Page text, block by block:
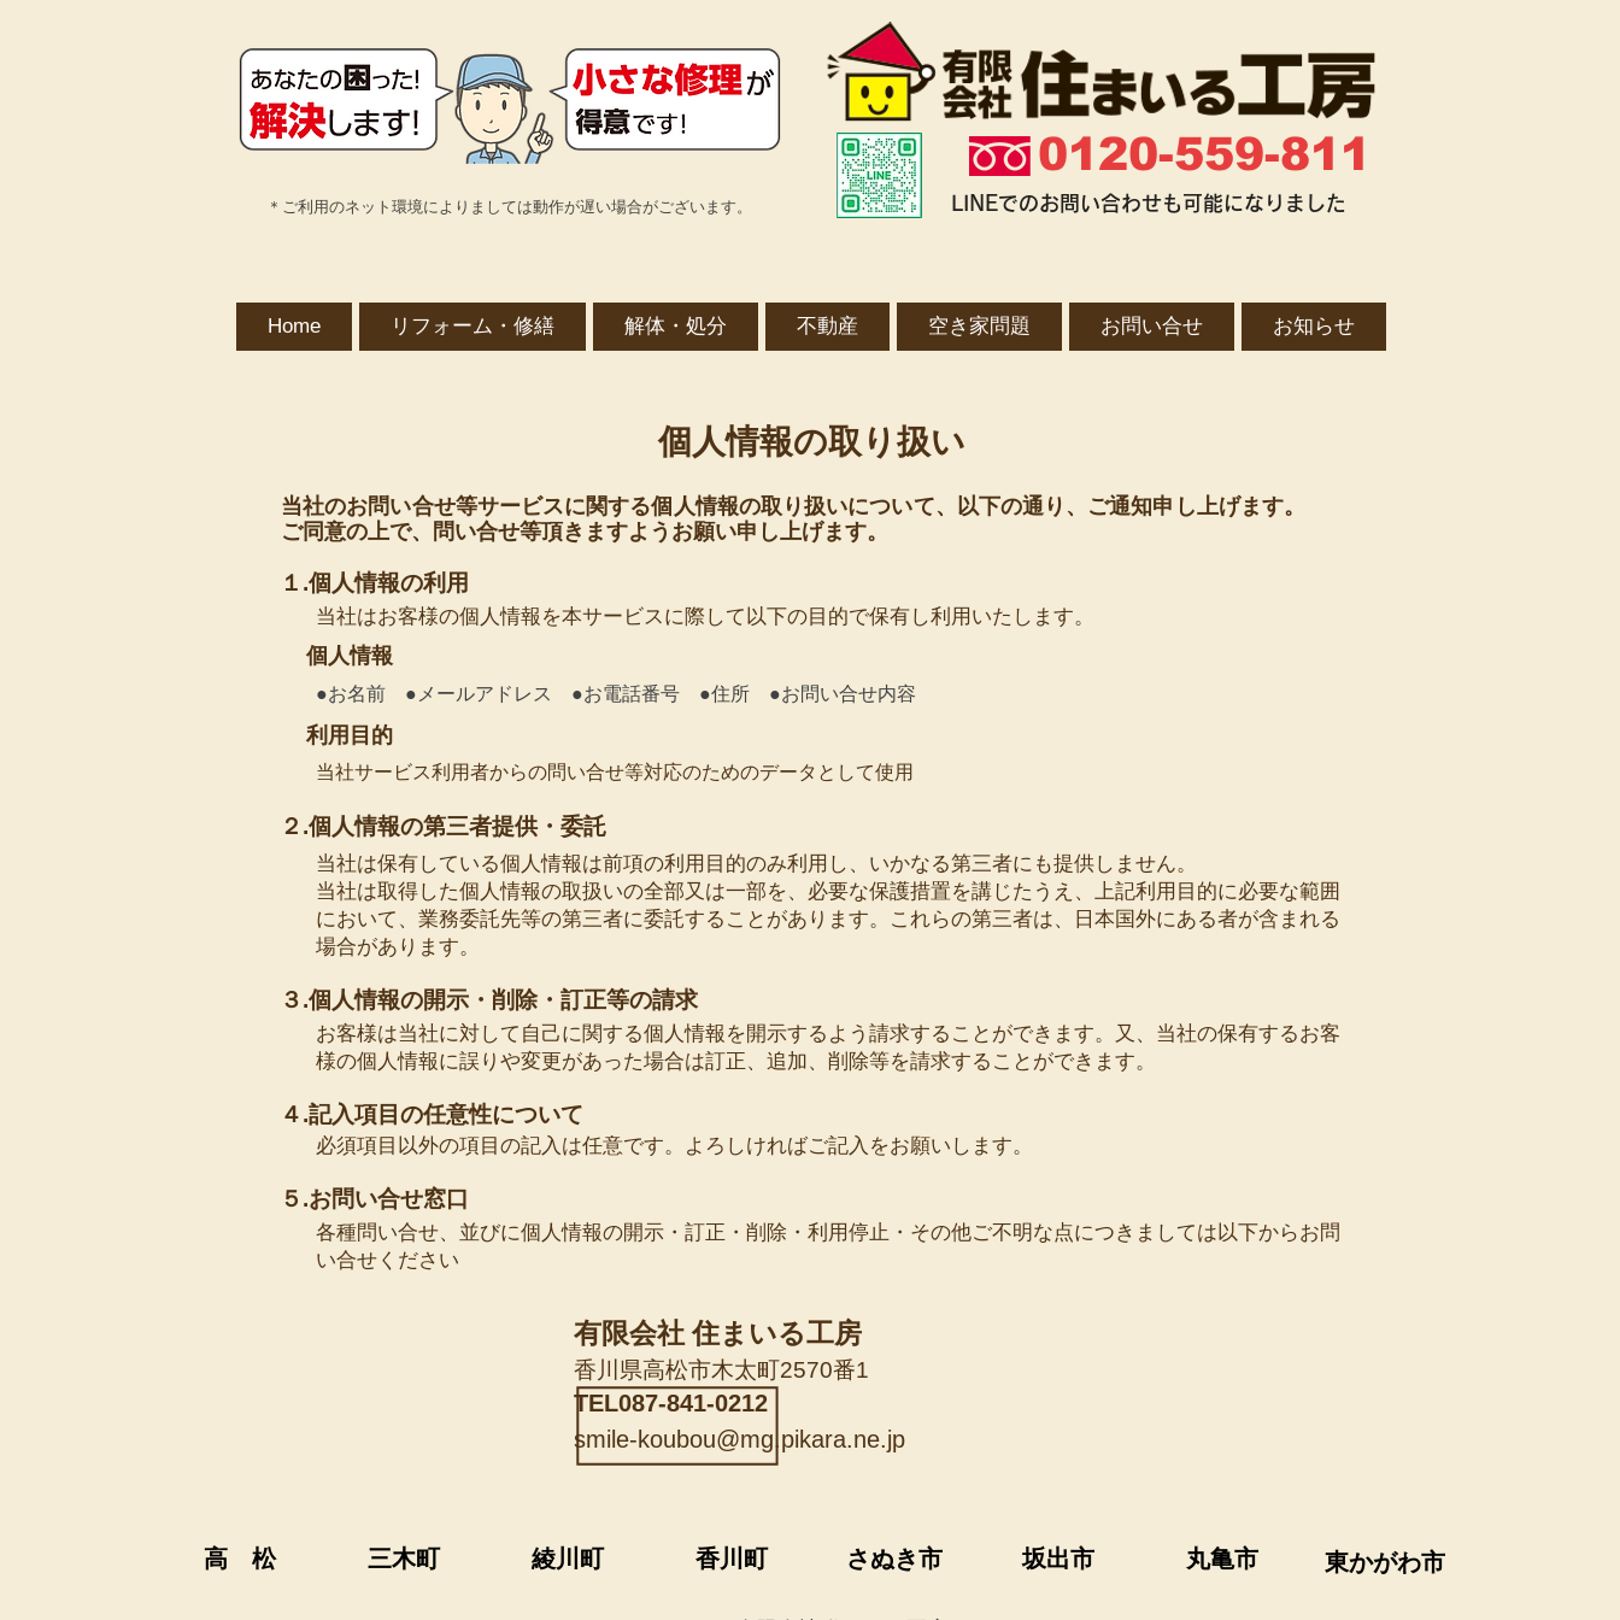
＊ご利用のネット環境によりましては動作が遅い場合がございます。
0120-559-811
LINEでのお問い合わせも可能になりました
Home リフォーム・修繕 解体・処分 不動産 空き家問題 お問い合せ お知らせ
個人情報の取り扱い
当社のお問い合せ等サービスに関する個人情報の取り扱いについて、以下の通り、ご通知申し上げます。
ご同意の上で、問い合せ等頂きますようお願い申し上げます。
１.個人情報の利用
当社はお客様の個人情報を本サービスに際して以下の目的で保有し利用いたします。
個人情報
●お名前 ●メールアドレス ●お電話番号 ●住所 ●お問い合せ内容
利用目的
当社サービス利用者からの問い合せ等対応のためのデータとして使用
２.個人情報の第三者提供・委託
当社は保有している個人情報は前項の利用目的のみ利用し、いかなる第三者にも提供しません。
当社は取得した個人情報の取扱いの全部又は一部を、必要な保護措置を講じたうえ、上記利用目的に必要な範囲
において、業務委託先等の第三者に委託することがあります。これらの第三者は、日本国外にある者が含まれる
場合があります。
３.個人情報の開示・削除・訂正等の請求
お客様は当社に対して自己に関する個人情報を開示するよう請求することができます。又、当社の保有するお客
様の個人情報に誤りや変更があった場合は訂正、追加、削除等を請求することができます。
４.記入項目の任意性について
必須項目以外の項目の記入は任意です。よろしければご記入をお願いします。
５.お問い合せ窓口
各種問い合せ、並びに個人情報の開示・訂正・削除・利用停止・その他ご不明な点につきましては以下からお問
い合せください
香川県高松市木太町2570番1
TEL087-841-0212
smile-koubou@mg.pikara.ne.jp
有限会社 住まいる工房
高 松 三木町 綾川町 香川町 さぬき市 坂出市 丸亀市 東かがわ市